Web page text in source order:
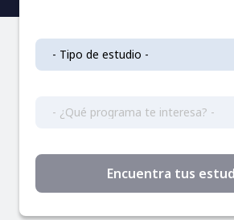
Encuentra tus